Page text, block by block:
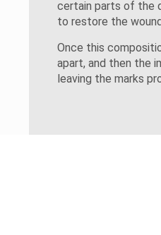
certain parts of the
to restore the
Once this
apart, and then the
leaving the marks